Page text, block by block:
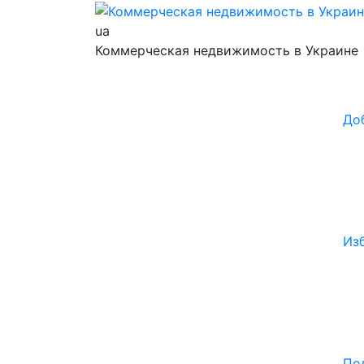
ua
Коммерческая недвижимость в Украине